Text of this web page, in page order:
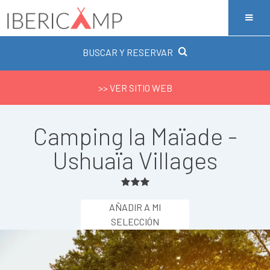
BUSCAR Y RESERVAR
>> VER SITIO WEB
Camping la Maïade -
Ushuaïa Villages
AÑADIR A MI
SELECCIÓN